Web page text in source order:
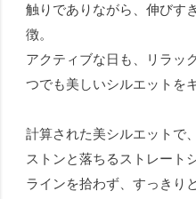
触りでありながら、伸びす
徴。
アクティブな日も、リラッ
つでも美しいシルエットを
計算された美シルエットで
ストンと落ちるストレート
ラインを拾わず、すっきり